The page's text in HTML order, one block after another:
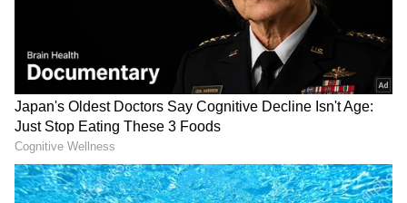
DOWNLOAD APP